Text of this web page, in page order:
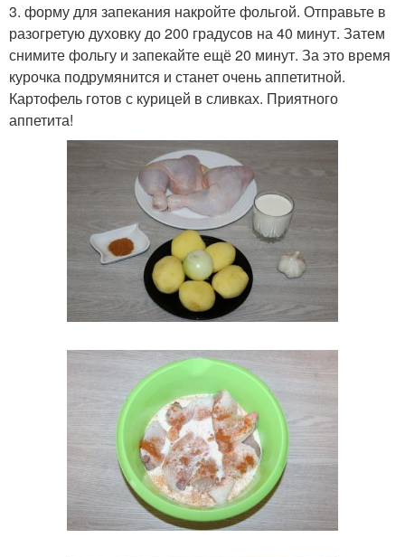
3. форму для запекания накройте фольгой. Отправьте в
разогретую духовку до 200 градусов на 40 минут. Затем
снимите фольгу и запекайте ещё 20 минут. За это время
курочка подрумянится и станет очень аппетитной.
Картофель готов с курицей в сливках. Приятного
аппетита!